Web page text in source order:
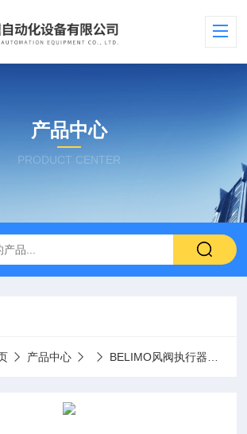
产品中心
PRODUCT CENTER
产品中心 BELIMO风阀执行器